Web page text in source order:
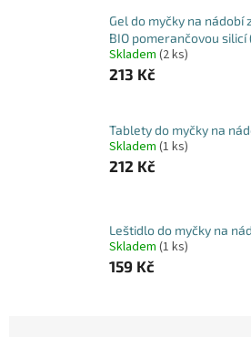
Gel do myčky na nádobí
BIO pomerančovou silicí
Skladem (2 ks)
213 Kč
Tablety do myčky na
Skladem (1 ks)
212 Kč
Leštidlo do myčky na
Skladem (1 ks)
159 Kč